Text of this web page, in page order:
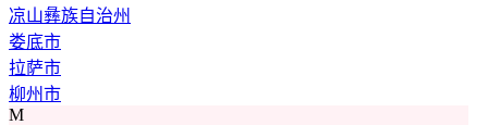
凉山彝族自治州
娄底市
拉萨市
柳州市
M